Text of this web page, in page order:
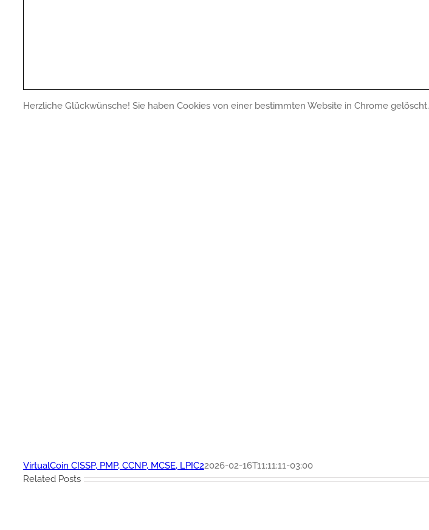
Herzliche Glückwünsche! Sie haben Cookies von einer bestimmten Website in Chrome gelöscht.
VirtualCoin CISSP, PMP, CCNP, MCSE, LPIC22026-02-16T11:11:11-03:00
Related Posts